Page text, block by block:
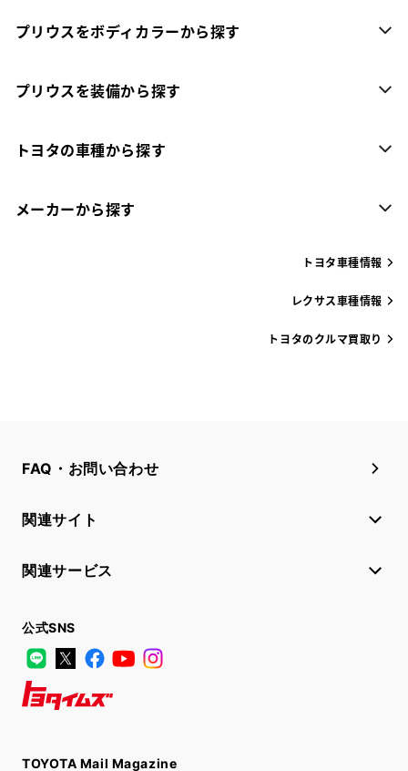
プリウスをボディカラーから探す
プリウスを装備から探す
トヨタの車種から探す
メーカーから探す
トヨタ車種情報
レクサス車種情報
トヨタのクルマ買取り
FAQ・お問い合わせ
関連サイト
関連サービス
公式SNS
LINE
X FacebookYouTube
TOYOTA Mail Magazine